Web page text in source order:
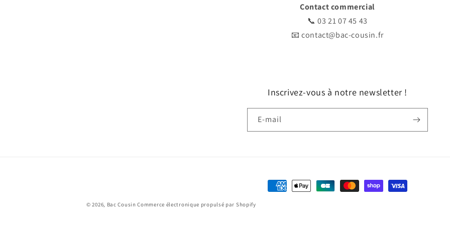
Contact commercial
📞03 21 07 45 43
📧contact@bac-cousin.fr
Inscrivez-vous à notre newsletter !
E-mail
Moyens
© 2026, Bac Cousin Commerce électronique propulsé par Shopify